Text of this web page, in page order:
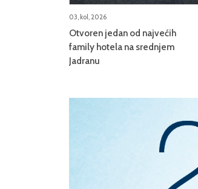
03, kol, 2026
Otvoren jedan od najvećih
family hotela na srednjem
Jadranu